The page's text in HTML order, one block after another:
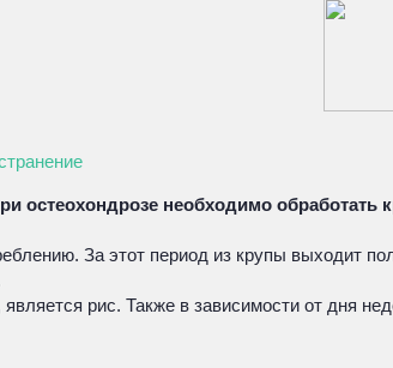
остеохондрозе необходимо обработать
За этот период из крупы
рис. Также в зависимости от дня